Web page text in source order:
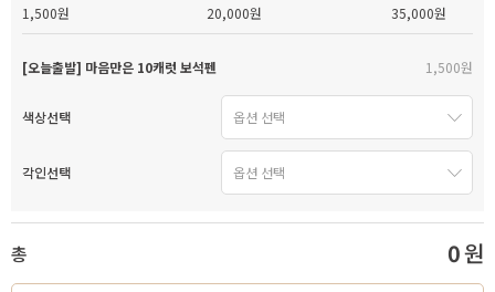
1,500원 20,000원 35,000원
[오늘출발] 마음만은 10캐럿 보석펜 1,500원
색상선택
각인선택
총 0원